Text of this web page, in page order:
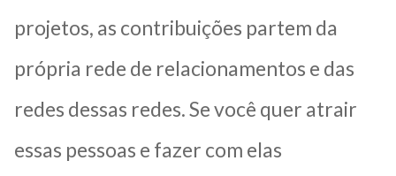
projetos, as contribuições partem da
própria rede de relacionamentos e das
redes dessas redes. Se você quer atrair
essas pessoas e fazer com elas